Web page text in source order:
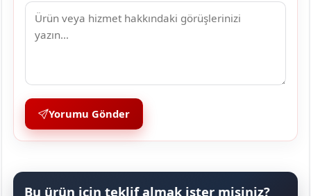
Yorumu Gönder
Bu ürün için teklif almak ister misiniz?